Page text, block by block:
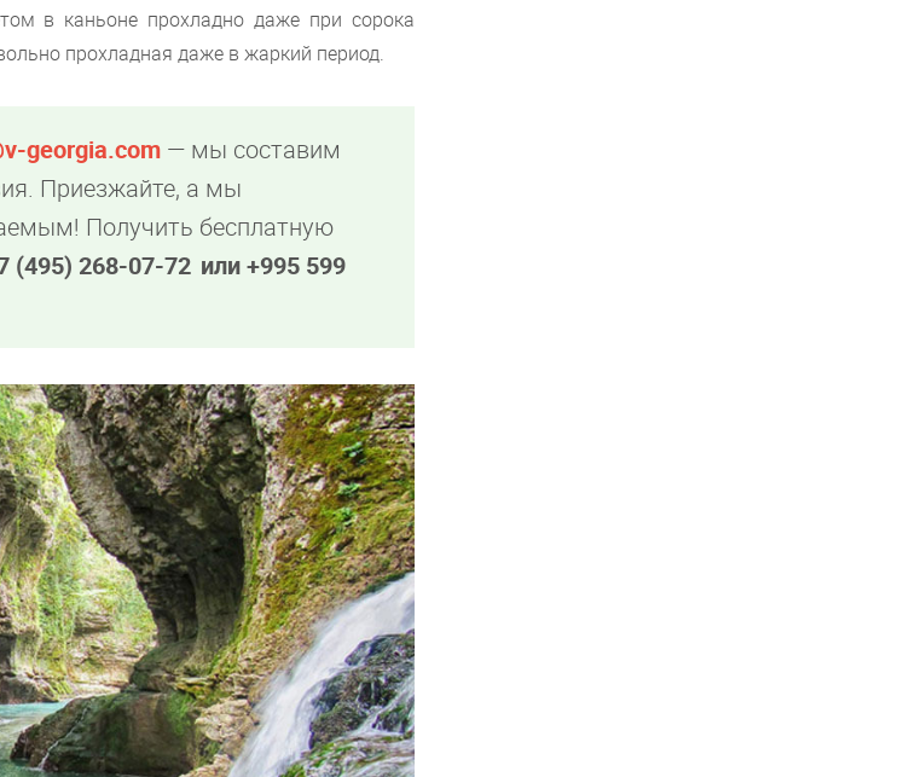
в каньоне прохладно даже при сорока
прохладная даже в жаркий период.
georgia.com — мы составим
Приезжайте, а мы
Получить бесплатную
(495) 268-07-72 или +995 599